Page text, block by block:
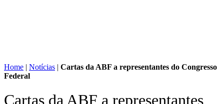
Home | Notícias | Cartas da ABF a representantes do Congresso
Federal
Cartas da ABF a representantes